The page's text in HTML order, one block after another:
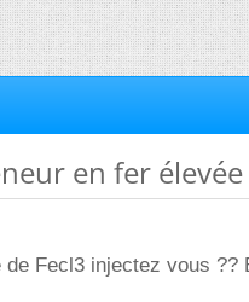
en fer élevée
de Fecl3 injectez vous ??